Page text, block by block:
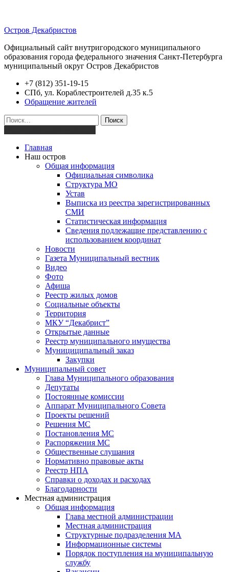
Остров Декабристов
Официальный сайт внутригородского муниципального
образования города федерального значения Санкт-Петербурга
муниципальный округ Остров Декабристов
+7 (812) 351-19-15
СПб, ул. Кораблестроителей д.35 к.5
Обращение жителей
Поиск
Главная
Наш остров
Общая информация
Официальная символика
Структура МО
Устав
Выписка из реестра зарегистрированных
СМИ
Статистическая информация
Сведения подлежащие представлению с
использованием координат
Новости
Газета Муниципальный вестник
Видео
Фото
Афиша
Реестр жилых домов
Социальные объекты
Территория
МКУ “Декабрист”
Открытые данные
Реестр муниципального имущества
Мунициципальный заказ
Закупки
Муниципальный совет
Глава Муниципального образования
Депутаты
Постоянные комиссии
Аппарат Муниципального Совета
Проекты решений
Решения МС
Постановления МС
Распоряжения МС
Общественные слушания
Нормативно правовые акты
Реестр НПА
Справки о доходах и расходах
Благодарности
Местная администрация
Общая информация
Глава местной администрации
Местная администрация
Структурные подразделения МА
Информационные системы
Порядок поступления на муниципальную
службу